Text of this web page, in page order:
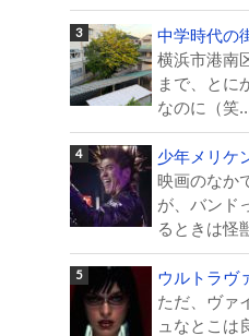
中学時代の
横浜市港南
まで、とに
なのに（笑
少年メリケ
映画のなか
が、バンド
るときは怪
ウルトラヴ
ただ、ヴァ
ュなとこは